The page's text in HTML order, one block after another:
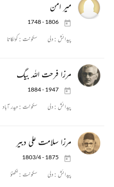
میر امن
1748 - 1806
پیدائش :دلی سکونت : کولکاتا
مرزا فرحت اللہ بیگ
1884 - 1947
پیدائش :دلی سکونت :حیدر آباد
مرزا سلامت علی دبیر
1803/4 - 1875
پیدائش :دلی سکونت : لکھنؤ